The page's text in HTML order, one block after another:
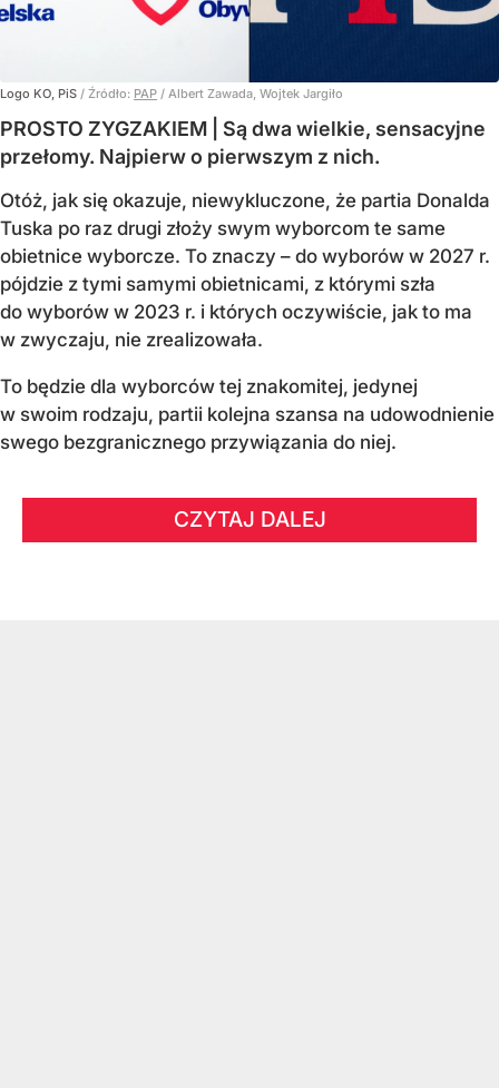
Logo KO, PiS / Źródło: PAP / Albert Zawada, Wojtek Jargiło
PROSTO ZYGZAKIEM | Są dwa wielkie, sensacyjne
przełomy. Najpierw o pierwszym z nich.
Otóż, jak się okazuje, niewykluczone, że partia Donalda
Tuska po raz drugi złoży swym wyborcom te same
obietnice wyborcze. To znaczy – do wyborów w 2027 r.
pójdzie z tymi samymi obietnicami, z którymi szła
do wyborów w 2023 r. i których oczywiście, jak to ma
w zwyczaju, nie zrealizowała.
To będzie dla wyborców tej znakomitej, jedynej
w swoim rodzaju, partii kolejna szansa na udowodnienie
swego bezgranicznego przywiązania do niej.
CZYTAJ DALEJ